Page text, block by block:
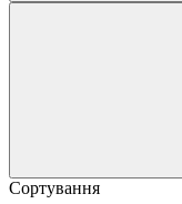
Сортування